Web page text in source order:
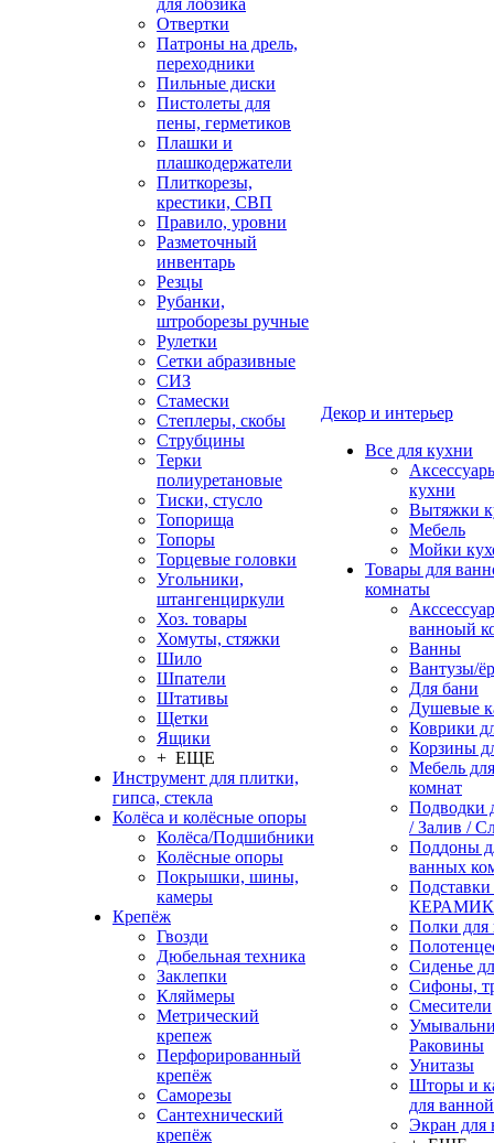
для лобзика
Отвертки
Патроны на дрель,
переходники
Пильные диски
Пистолеты для
пены, герметиков
Плашки и
плашкодержатели
Плиткорезы,
крестики, СВП
Правило, уровни
Разметочный
инвентарь
Резцы
Рубанки,
штроборезы ручные
Рулетки
Сетки абразивные
СИЗ
Стамески
Степлеры, скобы
Струбцины
Терки
полиуретановые
Тиски, стусло
Топорища
Топоры
Торцевые головки
Угольники,
штангенциркули
Хоз. товары
Хомуты, стяжки
Шило
Шпатели
Штативы
Щетки
Ящики
+ ЕЩЕ
Инструмент для плитки,
гипса, стекла
Колёса и колёсные опоры
Колёса/Подшибники
Колёсные опоры
Покрышки, шины,
камеры
Крепёж
Гвозди
Дюбельная техника
Заклепки
Кляймеры
Метрический
крепеж
Перфорированный
крепёж
Саморезы
Сантехнический
крепёж
Декор и интерьер
Все для кухни
кухни
Вытяжки
Мебель
Мойки
Товары для
комнаты
ванноый
Ванны
Вантузы/
Для бани
Душевые
Коврики
Корзины
Мебель
комнат
Подводки
/ Залив /
Поддоны
ванных
Полки для
Сиденье
Сифоны,
Смесители
Раковины
Унитазы
Шторы и
для ванной
Экран для